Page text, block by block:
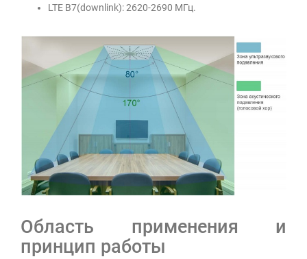
LTE B7(downlink): 2620-2690 МГц.
Область применения и
принцип работы